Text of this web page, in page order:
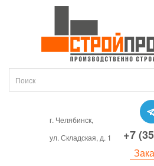
г. Челябинск,
ул. Складская, д. 1
+7